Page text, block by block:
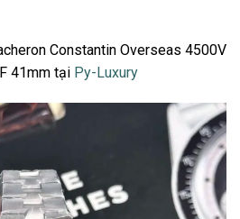
Constantin Overseas 4500V
41mm tại Py-Luxury